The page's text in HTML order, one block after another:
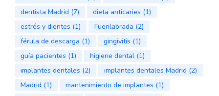
dentista Madrid (7) dieta anticaries (1)
estrés y dientes (1) Fuenlabrada (2)
férula de descarga (1) gingivitis (1)
guía pacientes (1) higiene dental (1)
implantes dentales (2) implantes dentales Madrid (2)
Madrid (1) mantenimiento de implantes (1)